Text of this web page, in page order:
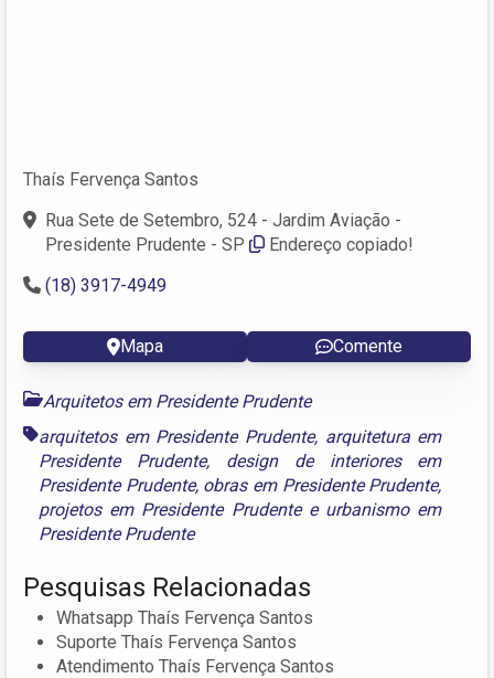
Thaís Fervença Santos
Rua Sete de Setembro, 524 - Jardim Aviação -
Presidente Prudente - SP
Endereço copiado!
(18) 3917-4949
Mapa Comente
Arquitetos em Presidente Prudente
arquitetos em Presidente Prudente, arquitetura em
Presidente Prudente, design de interiores em
Presidente Prudente, obras em Presidente Prudente,
projetos em Presidente Prudentee urbanismo em
Presidente Prudente
Pesquisas Relacionadas
Whatsapp Thaís Fervença Santos
Suporte Thaís Fervença Santos
Atendimento Thaís Fervença Santos